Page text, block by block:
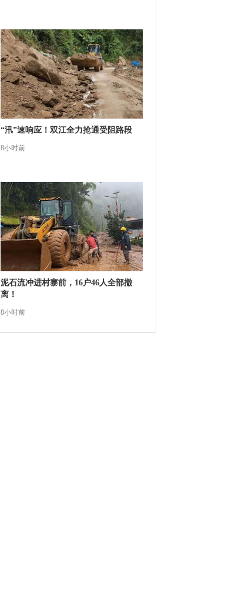
“汛”速响应！双江全力抢通受阻路段
8小时前
泥石流冲进村寨前，16户46人全部撤
离！
8小时前